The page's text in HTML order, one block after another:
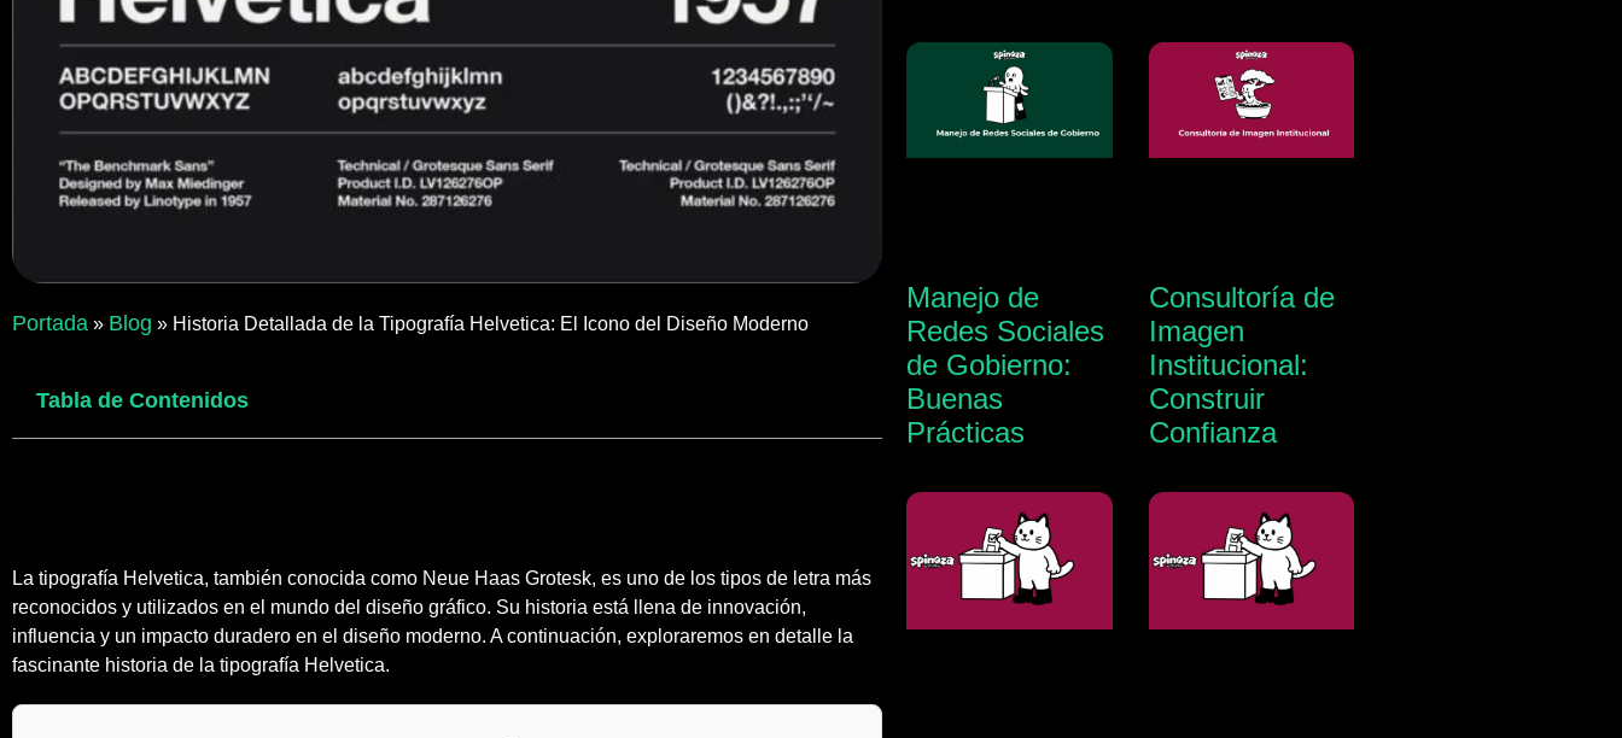
Portada » Blog » Historia Detallada de la Tipografía Helvetica: El Icono del Diseño Moderno
Tabla de Contenidos
La tipografía Helvetica, también conocida como Neue Haas Grotesk, es uno de los tipos de letra más
reconocidos y utilizados en el mundo del diseño gráfico. Su historia está llena de innovación,
influencia y un impacto duradero en el diseño moderno. A continuación, exploraremos en detalle la
fascinante historia de la tipografía Helvetica.
Manejo de
Redes Sociales
de Gobierno:
Buenas
Prácticas
Consultoría de
Imagen
Institucional:
Construir
Confianza